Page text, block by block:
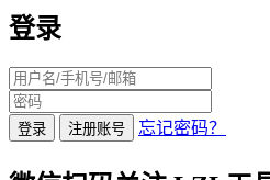
登录
登录 注册账号 忘记密码？